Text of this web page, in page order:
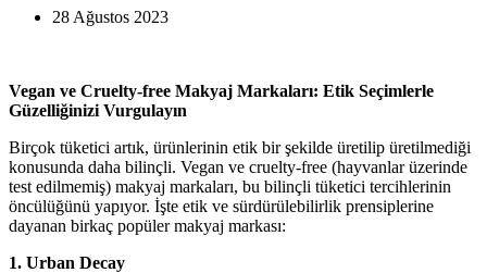
28 Ağustos 2023
Vegan ve Cruelty-free Makyaj Markaları: Etik Seçimlerle
Güzelliğinizi Vurgulayın
Birçok tüketici artık, ürünlerinin etik bir şekilde üretilip üretilmediği
konusunda daha bilinçli. Vegan ve cruelty-free (hayvanlar üzerinde
test edilmemiş) makyaj markaları, bu bilinçli tüketici tercihlerinin
öncülüğünü yapıyor. İşte etik ve sürdürülebilirlik prensiplerine
dayanan birkaç popüler makyaj markası:
1. Urban Decay